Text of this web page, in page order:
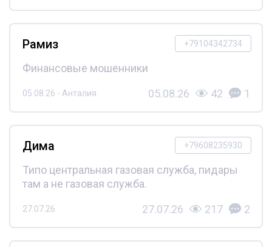
+79104342734
Рамиз
Финансовые мошенники
05.08.26 - Анталия 05.08.26 42 1
+79608235930
Дима
Типо центральная газовая служба, пидары
там а не газовая служба.
27.07.26 27.07.26 217 2